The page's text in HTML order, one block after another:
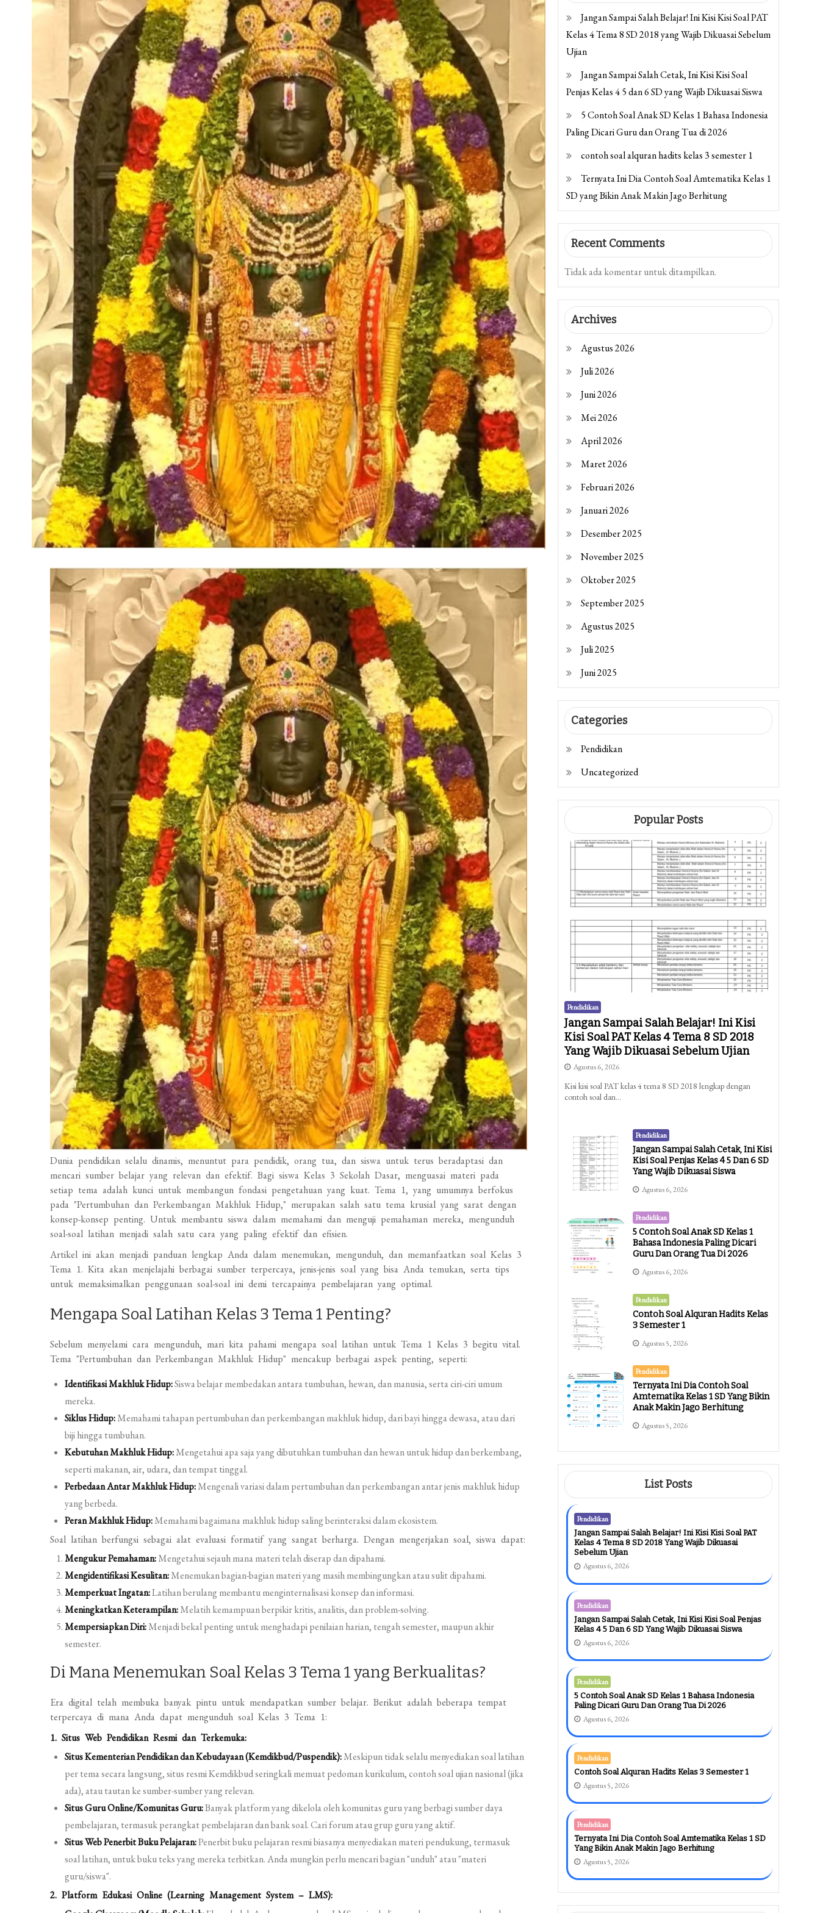
Dunia pendidikan selalu dinamis, menuntut para pendidik, orang tua, dan siswa untuk terus beradaptasi dan
mencari sumber belajar yang relevan dan efektif. Bagi siswa Kelas 3 Sekolah Dasar, menguasai materi pada
setiap tema adalah kunci untuk membangun fondasi pengetahuan yang kuat. Tema 1, yang umumnya berfokus
pada "Pertumbuhan dan Perkembangan Makhluk Hidup," merupakan salah satu tema krusial yang sarat dengan
konsep-konsep penting. Untuk membantu siswa dalam memahami dan menguji pemahaman mereka, mengunduh
soal-soal latihan menjadi salah satu cara yang paling efektif dan efisien.
Artikel ini akan menjadi panduan lengkap Anda dalam menemukan, mengunduh, dan memanfaatkan soal Kelas 3
Tema 1. Kita akan menjelajahi berbagai sumber terpercaya, jenis-jenis soal yang bisa Anda temukan, serta tips
untuk memaksimalkan penggunaan soal-soal ini demi tercapainya pembelajaran yang optimal.
Mengapa Soal Latihan Kelas 3 Tema 1 Penting?
Sebelum menyelami cara mengunduh, mari kita pahami mengapa soal latihan untuk Tema 1 Kelas 3 begitu vital.
Tema "Pertumbuhan dan Perkembangan Makhluk Hidup" mencakup berbagai aspek penting, seperti:
Identifikasi Makhluk Hidup:Siswa belajar membedakan antara tumbuhan, hewan, dan manusia, serta ciri-ciri umum
mereka.
Siklus Hidup:Memahami tahapan pertumbuhan dan perkembangan makhluk hidup, dari bayi hingga dewasa, atau dari
biji hingga tumbuhan.
Kebutuhan Makhluk Hidup:Mengetahui apa saja yang dibutuhkan tumbuhan dan hewan untuk hidup dan berkembang,
seperti makanan, air, udara, dan tempat tinggal.
Perbedaan Antar Makhluk Hidup:Mengenali variasi dalam pertumbuhan dan perkembangan antar jenis makhluk hidup
yang berbeda.
Peran Makhluk Hidup:Memahami bagaimana makhluk hidup saling berinteraksi dalam ekosistem.
Soal latihan berfungsi sebagai alat evaluasi formatif yang sangat berharga. Dengan mengerjakan soal, siswa dapat:
Mengukur Pemahaman:Mengetahui sejauh mana materi telah diserap dan dipahami.
Mengidentifikasi Kesulitan:Menemukan bagian-bagian materi yang masih membingungkan atau sulit dipahami.
Memperkuat Ingatan:Latihan berulang membantu menginternalisasi konsep dan informasi.
Meningkatkan Keterampilan:Melatih kemampuan berpikir kritis, analitis, dan problem-solving.
Mempersiapkan Diri:Menjadi bekal penting untuk menghadapi penilaian harian, tengah semester, maupun akhir
semester.
Di Mana Menemukan Soal Kelas 3 Tema 1 yang Berkualitas?
Era digital telah membuka banyak pintu untuk mendapatkan sumber belajar. Berikut adalah beberapa tempat
terpercaya di mana Anda dapat mengunduh soal Kelas 3 Tema 1:
1. Situs Web Pendidikan Resmi dan Terkemuka:
Situs Kementerian Pendidikan dan Kebudayaan (Kemdikbud/Puspendik):Meskipun tidak selalu menyediakan soal latihan
per tema secara langsung, situs resmi Kemdikbud seringkali memuat pedoman kurikulum, contoh soal ujian nasional (jika
ada), atau tautan ke sumber-sumber yang relevan.
Situs Guru Online/Komunitas Guru:Banyak platform yang dikelola oleh komunitas guru yang berbagi sumber daya
pembelajaran, termasuk perangkat pembelajaran dan bank soal. Cari forum atau grup guru yang aktif.
Situs Web Penerbit Buku Pelajaran:Penerbit buku pelajaran resmi biasanya menyediakan materi pendukung, termasuk
soal latihan, untuk buku teks yang mereka terbitkan. Anda mungkin perlu mencari bagian "unduh" atau "materi
guru/siswa".
2. Platform Edukasi Online (Learning Management System – LMS):
Jangan Sampai Salah Belajar! Ini Kisi Kisi Soal PAT
Kelas 4 Tema 8 SD 2018 yang Wajib Dikuasai Sebelum
Ujian
Jangan Sampai Salah Cetak, Ini Kisi Kisi Soal
Penjas Kelas 4 5 dan 6 SD yang Wajib Dikuasai Siswa
5 Contoh Soal Anak SD Kelas 1 Bahasa Indonesia
Paling Dicari Guru dan Orang Tua di 2026
contoh soal alquran hadits kelas 3 semester 1
Ternyata Ini Dia Contoh Soal Amtematika Kelas 1
SD yang Bikin Anak Makin Jago Berhitung
Recent Comments
Tidak ada komentar untuk ditampilkan.
Archives
Agustus 2026
Juli 2026
Juni 2026
Mei 2026
April 2026
Maret 2026
Februari 2026
Januari 2026
Desember 2025
November 2025
Oktober 2025
September 2025
Agustus 2025
Juli 2025
Juni 2025
Categories
Pendidikan
Uncategorized
Popular Posts
Pendidikan
Jangan Sampai Salah Belajar! Ini Kisi
Kisi Soal PAT Kelas 4 Tema 8 SD 2018
Yang Wajib Dikuasai Sebelum Ujian
Agustus 6, 2026
Kisi kisi soal PAT kelas 4 tema 8 SD 2018 lengkap dengan
contoh soal dan…
Pendidikan
Jangan Sampai Salah Cetak, Ini Kisi
Kisi Soal Penjas Kelas 4 5 Dan 6 SD
Yang Wajib Dikuasai Siswa
Agustus 6, 2026
Pendidikan
5 Contoh Soal Anak SD Kelas 1
Bahasa Indonesia Paling Dicari
Guru Dan Orang Tua Di 2026
Agustus 6, 2026
Pendidikan
Contoh Soal Alquran Hadits Kelas
3 Semester 1
Agustus 5, 2026
Pendidikan
Ternyata Ini Dia Contoh Soal
Amtematika Kelas 1 SD Yang Bikin
Anak Makin Jago Berhitung
Agustus 5, 2026
List Posts
Pendidikan
Jangan Sampai Salah Belajar! Ini Kisi Kisi Soal PAT
Kelas 4 Tema 8 SD 2018 Yang Wajib Dikuasai
Sebelum Ujian
Agustus 6, 2026
Pendidikan
Jangan Sampai Salah Cetak, Ini Kisi Kisi Soal Penjas
Kelas 4 5 Dan 6 SD Yang Wajib Dikuasai Siswa
Agustus 6, 2026
Pendidikan
5 Contoh Soal Anak SD Kelas 1 Bahasa Indonesia
Paling Dicari Guru Dan Orang Tua Di 2026
Agustus 6, 2026
Pendidikan
Contoh Soal Alquran Hadits Kelas 3 Semester 1
Agustus 5, 2026
Pendidikan
Ternyata Ini Dia Contoh Soal Amtematika Kelas 1 SD
Yang Bikin Anak Makin Jago Berhitung
Agustus 5, 2026